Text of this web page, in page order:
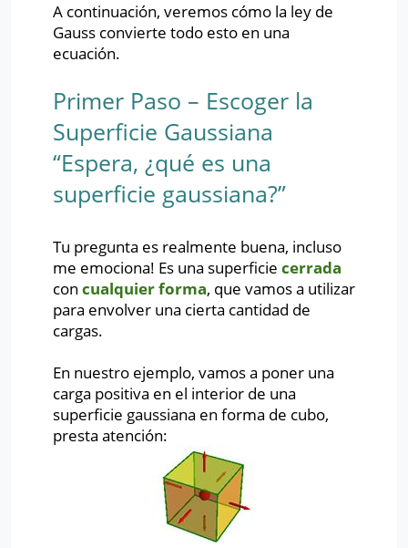
A continuación, veremos cómo la ley de
Gauss convierte todo esto en una
ecuación.
Primer Paso – Escoger la
Superficie Gaussiana
“Espera, ¿qué es una
superficie gaussiana?”
Tu pregunta es realmente buena, incluso
me emociona! Es una superficie cerrada
con cualquier forma, que vamos a utilizar
para envolver una cierta cantidad de
cargas.
En nuestro ejemplo, vamos a poner una
carga positiva en el interior de una
superficie gaussiana en forma de cubo,
presta atención: